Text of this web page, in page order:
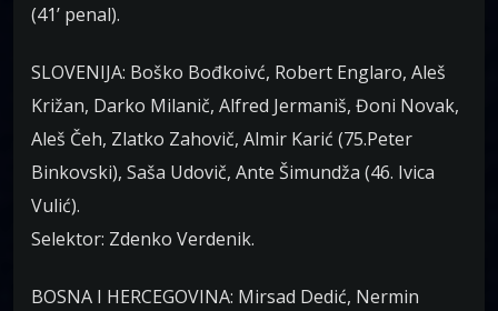
(41’ penal).
SLOVENIJA: Boško Bođkoivć, Robert Englaro, Aleš
Križan, Darko Milanič, Alfred Jermaniš, Đoni Novak,
Aleš Čeh, Zlatko Zahovič, Almir Karić (75.Peter
Binkovski), Saša Udovič, Ante Šimundža (46. Ivica
Vulić).
Selektor: Zdenko Verdenik.
BOSNA I HERCEGOVINA: Mirsad Dedić, Nermin